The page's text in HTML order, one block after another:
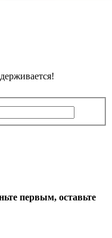
первым, оставьте